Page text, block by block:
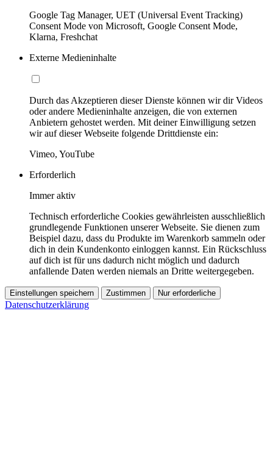
Google Tag Manager, UET (Universal Event Tracking)
Consent Mode von Microsoft, Google Consent Mode,
Klarna, Freshchat
Externe Medieninhalte
Durch das Akzeptieren dieser Dienste können wir dir Videos
oder andere Medieninhalte anzeigen, die von externen
Anbietern gehostet werden. Mit deiner Einwilligung setzen
wir auf dieser Webseite folgende Drittdienste ein:
Vimeo, YouTube
Erforderlich
Immer aktiv
Technisch erforderliche Cookies gewährleisten ausschließlich
grundlegende Funktionen unserer Webseite. Sie dienen zum
Beispiel dazu, dass du Produkte im Warenkorb sammeln oder
dich in dein Kundenkonto einloggen kannst. Ein Rückschluss
auf dich ist für uns dadurch nicht möglich und dadurch
anfallende Daten werden niemals an Dritte weitergegeben.
Einstellungen speichern Zustimmen Nur erforderliche
Datenschutzerklärung